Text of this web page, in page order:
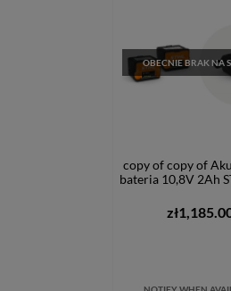
OBECNIE BRAK NA
copy of copy of
bateria 10,8V 2Ah